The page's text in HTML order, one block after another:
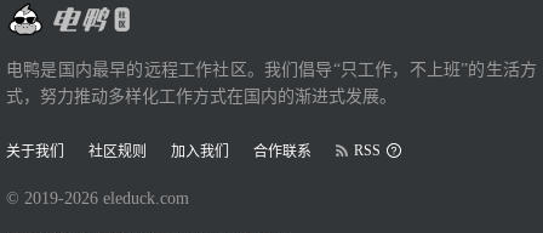
电鸭是国内最早的远程工作社区。我们倡导“只工作，不上班”的生活方
式，努力推动多样化工作方式在国内的渐进式发展。
关于我们 社区规则 加入我们 合作联系 RSS
© 2019-2026 eleduck.com